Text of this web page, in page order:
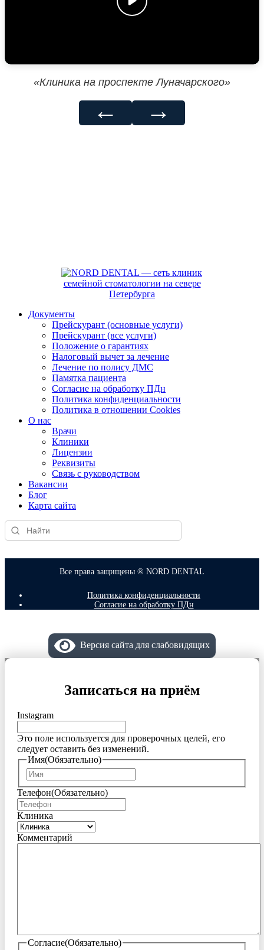
«Клиника на проспекте Луначарского»
← →
Документы
Прейскурант (основные услуги)
Прейскурант (все услуги)
Положение о гарантиях
Налоговый вычет за лечение
Лечение по полису ДМС
Памятка пациента
Согласие на обработку ПДн
Политика конфиденциальности
Политика в отношении Cookies
О нас
Врачи
Клиники
Лицензии
Реквизиты
Связь с руководством
Вакансии
Блог
Карта сайта
Все права защищены ® NORD DENTAL
Политика конфиденциальности
Согласие на обработку ПДн
Версия сайта для слабовидящих
Записаться на приём
Instagram
Это поле используется для проверочных целей, его
следует оставить без изменений.
Имя(Обязательно)
Телефон(Обязательно)
Клиника
Комментарий
Согласие(Обязательно)